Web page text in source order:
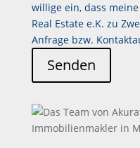
willige ein, dass
Real Estate e.K. zu
Anfrage bzw.
Senden